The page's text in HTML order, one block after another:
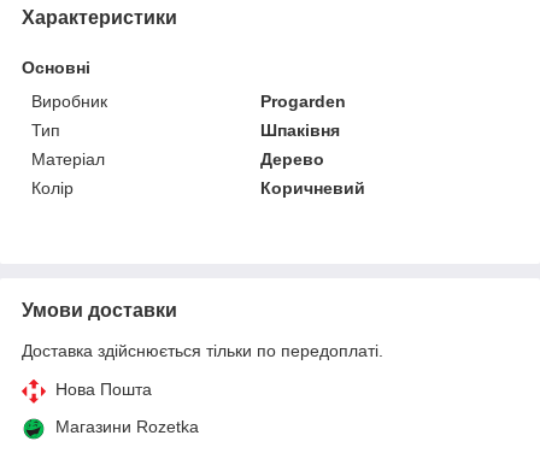
Характеристики
Основні
Виробник
Progarden
Тип
Шпаківня
Матеріал
Дерево
Колір
Коричневий
Умови доставки
Доставка здійснюється тільки по передоплаті.
Нова Пошта
Магазини Rozetka